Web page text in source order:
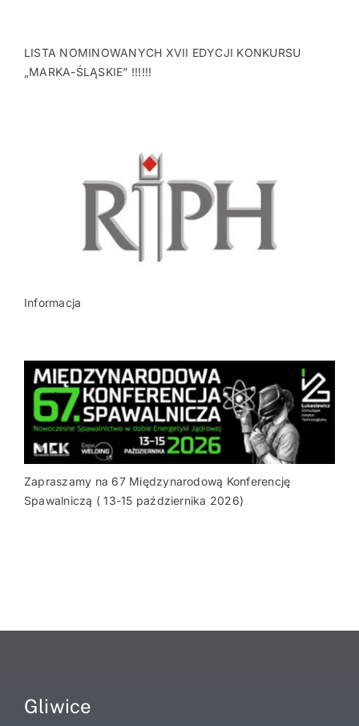
LISTA NOMINOWANYCH XVII EDYCJI KONKURSU
„MARKA-ŚLĄSKIE” !!!!!!
Informacja
Zapraszamy na 67 Międzynarodową Konferencję
Spawalniczą ( 13-15 października 2026)
Gliwice